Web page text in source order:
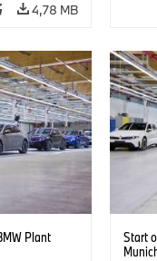
4,78 MB
Plant
Start